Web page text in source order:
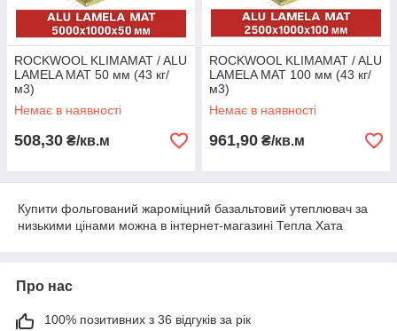
ROCKWOOL KLIMAMAT / ALU
LAMELA MAT 50 мм (43 кг/
м3)
Немає в наявності
508,30 ₴/кв.м
ROCKWOOL KLIMAMAT / ALU
LAMELA MAT 100 мм (43 кг/
м3)
Немає в наявності
961,90 ₴/кв.м
Купити фольгований жароміцний базальтовий утеплювач за
низькими цінами можна в інтернет-магазині Тепла Хата
Про нас
100% позитивних з 36 відгуків за рік